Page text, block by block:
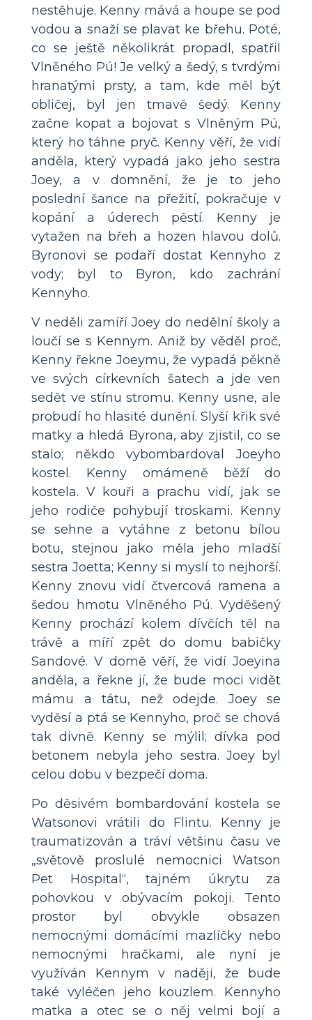
nestěhuje. Kenny mává a houpe se pod
vodou a snaží se plavat ke břehu. Poté,
co se ještě několikrát propadl, spatřil
Vlněného Pú! Je velký a šedý, s tvrdými
hranatými prsty, a tam, kde měl být
obličej, byl jen tmavě šedý. Kenny
začne kopat a bojovat s Vlněným Pú,
který ho táhne pryč. Kenny věří, že vidí
anděla, který vypadá jako jeho sestra
Joey, a v domnění, že je to jeho
poslední šance na přežití, pokračuje v
kopání a úderech pěstí. Kenny je
vytažen na břeh a hozen hlavou dolů.
Byronovi se podaří dostat Kennyho z
vody; byl to Byron, kdo zachrání
Kennyho.
V neděli zamíří Joey do nedělní školy a
loučí se s Kennym. Aniž by věděl proč,
Kenny řekne Joeymu, že vypadá pěkně
ve svých církevních šatech a jde ven
sedět ve stínu stromu. Kenny usne, ale
probudí ho hlasité dunění. Slyší křik své
matky a hledá Byrona, aby zjistil, co se
stalo; někdo vybombardoval Joeyho
kostel. Kenny omámeně běží do
kostela. V kouři a prachu vidí, jak se
jeho rodiče pohybují troskami. Kenny
se sehne a vytáhne z betonu bílou
botu, stejnou jako měla jeho mladší
sestra Joetta; Kenny si myslí to nejhorší.
Kenny znovu vidí čtvercová ramena a
šedou hmotu Vlněného Pú. Vyděšený
Kenny prochází kolem dívčích těl na
trávě a míří zpět do domu babičky
Sandové. V domě věří, že vidí Joeyina
anděla, a řekne jí, že bude moci vidět
mámu a tátu, než odejde. Joey se
vyděsí a ptá se Kennyho, proč se chová
tak divně. Kenny se mýlil; dívka pod
betonem nebyla jeho sestra. Joey byl
celou dobu v bezpečí doma.
Po děsivém bombardování kostela se
Watsonovi vrátili do Flintu. Kenny je
traumatizován a tráví většinu času ve
„světově proslulé nemocnici Watson
Pet Hospital“, tajném úkrytu za
pohovkou v obývacím pokoji. Tento
prostor byl obvykle obsazen
nemocnými domácími mazlíčky nebo
nemocnými hračkami, ale nyní je
využíván Kennym v naději, že bude
také vyléčen jeho kouzlem. Kennyho
matka a otec se o něj velmi bojí a